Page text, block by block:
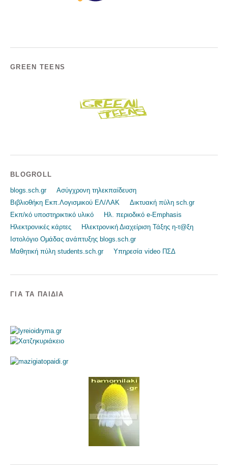
GREEN TEENS
BLOGROLL
blogs.sch.gr
Ασύγχρονη τηλεκπαίδευση
Βιβλιοθήκη Εκπ.Λογισμικού ΕΛ/ΛΑΚ
Δικτυακή πύλη sch.gr
Εκπ/κό υποστηρικτικό υλικό
Ηλ. περιοδικό e-Emphasis
Ηλεκτρονικές κάρτες
Ηλεκτρονική Διαχείριση Τάξης η-τ@ξη
Ιστολόγιο Ομάδας ανάπτυξης blogs.sch.gr
Μαθητική πύλη students.sch.gr
Υπηρεσία video ΠΣΔ
ΓΙΑ ΤΑ ΠΑΙΔΙΆ